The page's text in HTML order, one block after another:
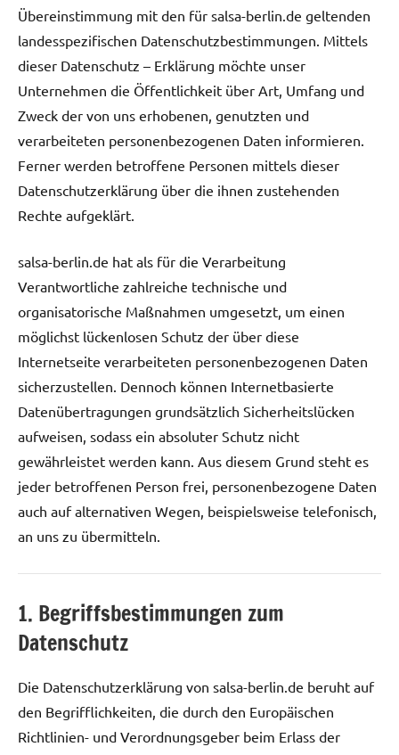
Übereinstimmung mit den für salsa-berlin.de geltenden
landesspezifischen Datenschutzbestimmungen. Mittels
dieser Datenschutz – Erklärung möchte unser
Unternehmen die Öffentlichkeit über Art, Umfang und
Zweck der von uns erhobenen, genutzten und
verarbeiteten personenbezogenen Daten informieren.
Ferner werden betroffene Personen mittels dieser
Datenschutzerklärung über die ihnen zustehenden
Rechte aufgeklärt.
salsa-berlin.de hat als für die Verarbeitung
Verantwortliche zahlreiche technische und
organisatorische Maßnahmen umgesetzt, um einen
möglichst lückenlosen Schutz der über diese
Internetseite verarbeiteten personenbezogenen Daten
sicherzustellen. Dennoch können Internetbasierte
Datenübertragungen grundsätzlich Sicherheitslücken
aufweisen, sodass ein absoluter Schutz nicht
gewährleistet werden kann. Aus diesem Grund steht es
jeder betroffenen Person frei, personenbezogene Daten
auch auf alternativen Wegen, beispielsweise telefonisch,
an uns zu übermitteln.
1. Begriffsbestimmungen zum
Datenschutz
Die Datenschutzerklärung von salsa-berlin.de beruht auf
den Begrifflichkeiten, die durch den Europäischen
Richtlinien- und Verordnungsgeber beim Erlass der